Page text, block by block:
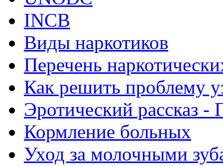
INCB
Виды наркотиков
Перечень
Как решить проблему
Эротический рассказ -
Кормление больных
Уход за молочными